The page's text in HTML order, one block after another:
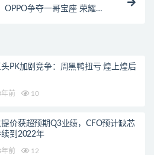
争夺一哥宝座 荣耀重
PK加剧竞争：周黑鸭扭亏 煌上煌后
前 10
价获超预期Q3业绩，CFO预计缺芯
到2022年
前 12